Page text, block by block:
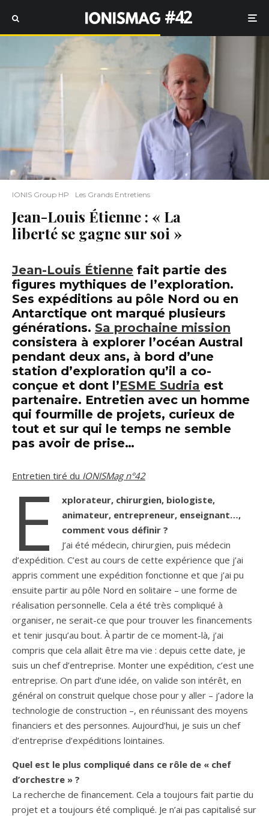
#42
IONIS Group HP Les Grands Entretiens
Jean-Louis Étienne : « La
liberté se gagne sur soi »
Jean-Louis Étienne fait partie des
figures mythiques de l’exploration.
Ses expéditions au pôle Nord ou en
Antarctique ont marqué plusieurs
générations. Sa prochaine mission
consistera à explorer l’océan Austral
pendant deux ans, à bord d’une
station d’exploration qu’il a co-
conçue et dont l’ESME Sudria est
partenaire. Entretien avec un homme
qui fourmille de projets, curieux de
tout et sur qui le temps ne semble
pas avoir de prise…
Entretien tiré du IONISMag n°42
E
xplorateur, chirurgien, biologiste,
animateur, entrepreneur, enseignant…,
comment vous définir ?
J’ai été médecin, chirurgien, puis médecin
d’expédition. C’est au cours de cette expérience que j’ai
appris comment une expédition fonctionne et que j’ai pu
ensuite partir au pôle Nord en solitaire – une forme de
réalisation personnelle. Cela a été très compliqué à
organiser, ne serait-ce que pour trouver les financements
et tenir jusqu’au bout. À partir de ce moment-là, j’ai
compris que cela allait être ma vie : depuis cette date, je
suis un chef d’entreprise. Monter une expédition, c’est une
entreprise. On part d’une idée, on valide son intérêt, en
général on construit quelque chose pour y aller – j’adore la
technologie de construction –, en réunissant des moyens
financiers et des personnes. Aujourd’hui, je suis un chef
d’entreprise d’expéditions lointaines.
Quel est le plus compliqué dans ce rôle de « chef
d’orchestre » ?
La recherche de financement. Cela a toujours fait partie du
projet et a toujours été compliqué. Je n’ai pas capitalisé sur